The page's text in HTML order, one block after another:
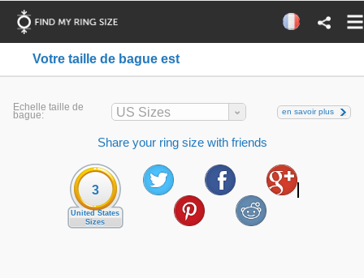
Votre taille de bague est
Echelle taille de
bague: US Sizes en savoir plus
Share your ring size with friends
3
United States
Sizes